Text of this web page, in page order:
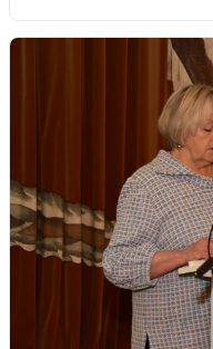
преклонного
пожарной
этих неизвестных